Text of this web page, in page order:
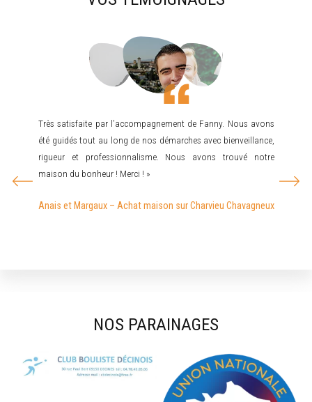
Très satisfaite par l’accompagnement de Fanny. Nous avons
été guidés tout au long de nos démarches avec bienveillance,
rigueur et professionnalisme. Nous avons trouvé notre
maison du bonheur ! Merci ! »
Anais et Margaux – Achat maison sur Charvieu Chavagneux
NOS PARAINAGES